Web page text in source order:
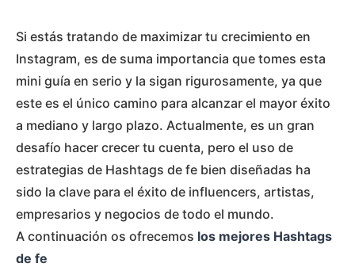
Si estás tratando de maximizar tu crecimiento en
Instagram, es de suma importancia que tomes esta
mini guía en serio y la sigan rigurosamente, ya que
este es el único camino para alcanzar el mayor éxito
a mediano y largo plazo. Actualmente, es un gran
desafío hacer crecer tu cuenta, pero el uso de
estrategias de Hashtags de fe bien diseñadas ha
sido la clave para el éxito de influencers, artistas,
empresarios y negocios de todo el mundo.
A continuación os ofrecemos los mejores Hashtags
de fe